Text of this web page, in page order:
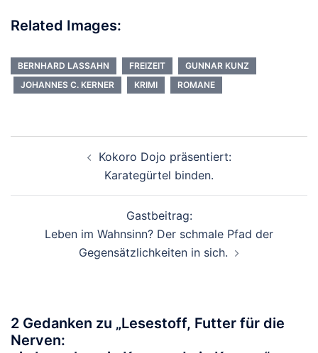
Related Images:
BERNHARD LASSAHN FREIZEIT
GUNNAR KUNZ
JOHANNES C. KERNER
KRIMI ROMANE
Kokoro Dojo präsentiert:
Karategürtel binden.
Gastbeitrag:
Leben im Wahnsinn? Der schmale Pfad der
Gegensätzlichkeiten in sich.
2 Gedanken zu „Lesestoff, Futter für die
Nerven: